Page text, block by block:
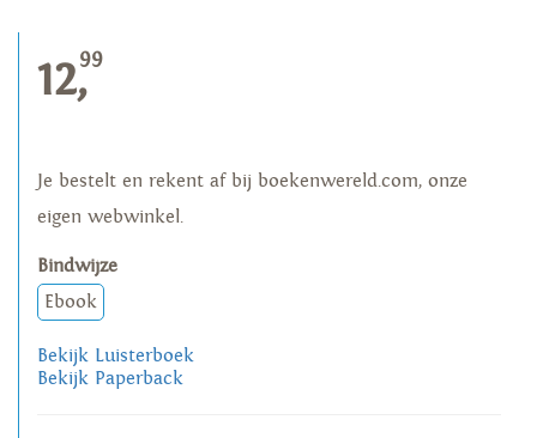
12,99
Je bestelt en rekent af bij boekenwereld.com, onze
eigen webwinkel.
Bindwijze
Ebook
Bekijk Luisterboek
Bekijk Paperback